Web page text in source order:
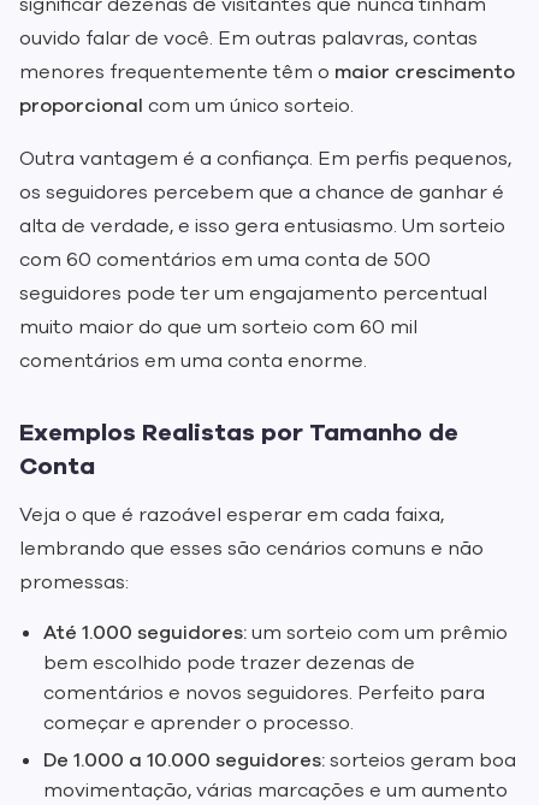
ouvido falar de você. Em outras palavras, contas
menores frequentemente têm o maior crescimento
proporcional com um único sorteio.
Outra vantagem é a confiança. Em perfis pequenos,
os seguidores percebem que a chance de ganhar é
alta de verdade, e isso gera entusiasmo. Um sorteio
com 60 comentários em uma conta de 500
seguidores pode ter um engajamento percentual
muito maior do que um sorteio com 60 mil
comentários em uma conta enorme.
Exemplos Realistas por Tamanho de
Conta
Veja o que é razoável esperar em cada faixa,
lembrando que esses são cenários comuns e não
promessas:
Até 1.000 seguidores:um sorteio com um prêmio
bem escolhido pode trazer dezenas de
comentários e novos seguidores. Perfeito para
começar e aprender o processo.
De 1.000 a 10.000 seguidores:sorteios geram boa
movimentação, várias marcações e um aumento